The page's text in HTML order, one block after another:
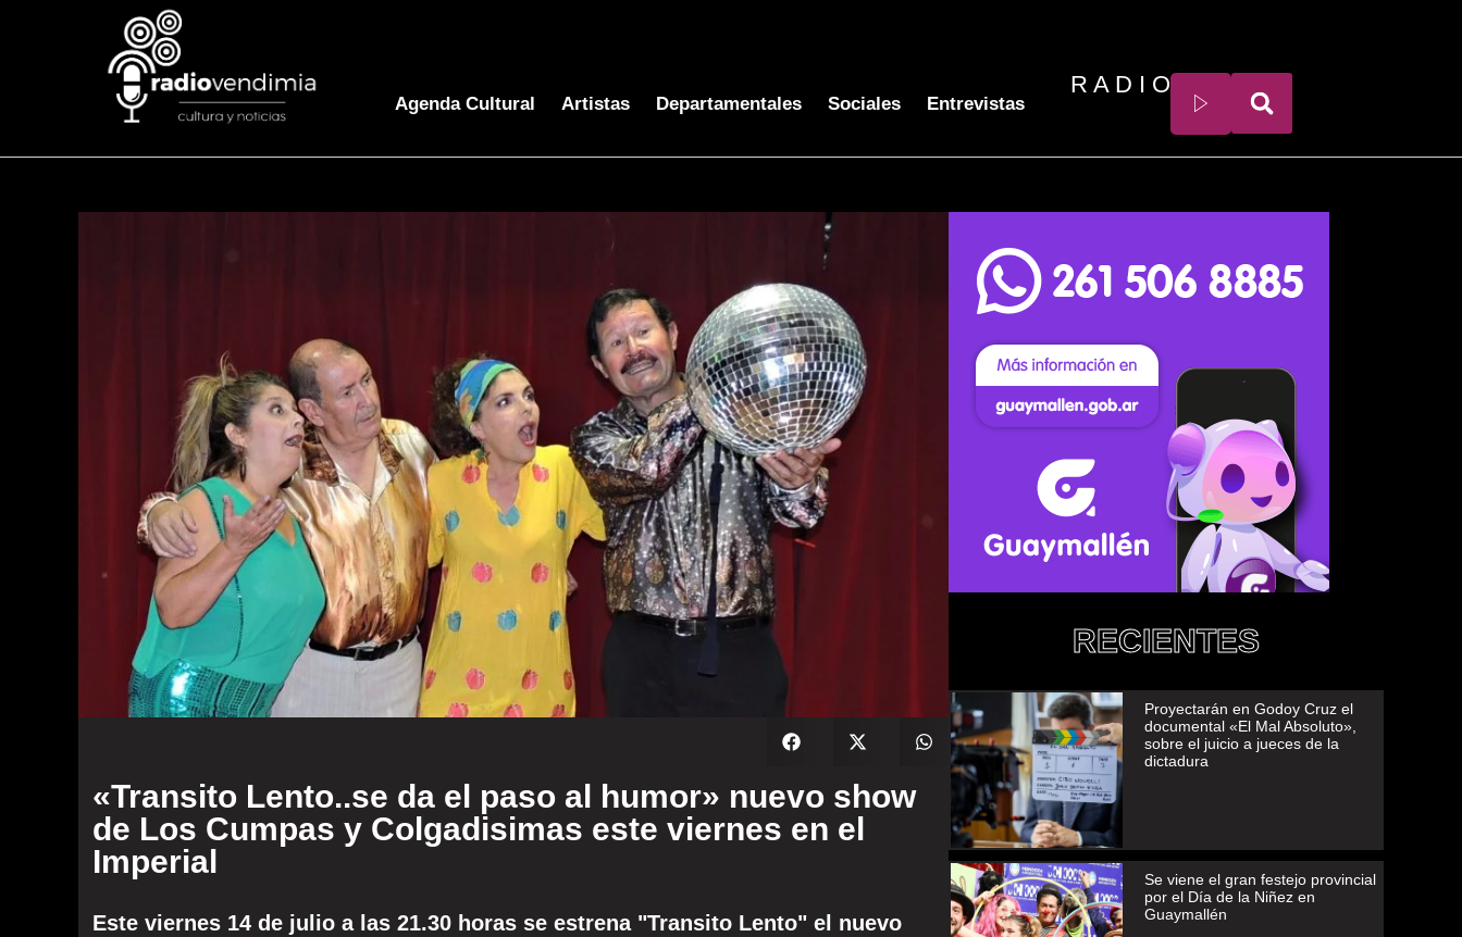
Agenda Cultural Artistas Departamentales Sociales Entrevistas
R A D I O
«Transito Lento..se da el paso al humor» nuevo show
de Los Cumpas y Colgadisimas este viernes en el
Imperial
Este viernes 14 de julio a las 21.30 horas se estrena "Transito Lento" el nuevo
RECIENTES
Proyectarán en Godoy Cruz el
documental «El Mal Absoluto»,
sobre el juicio a jueces de la
dictadura
Se viene el gran festejo provincial
por el Día de la Niñez en
Guaymallén